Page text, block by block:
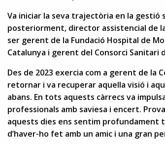
Va iniciar la seva trajectòria en la gestió
posteriorment, director assistencial de
ser gerent de la Fundació Hospital de
Catalunya i gerent del Consorci Sanitari
Des de 2023 exercia com a gerent de la
retornar i va recuperar aquella visió i
abans. En tots aquests càrrecs va
professionals amb saviesa i encert.
aquests dies ens sentim
d’haver-ho fet amb un amic i una gran